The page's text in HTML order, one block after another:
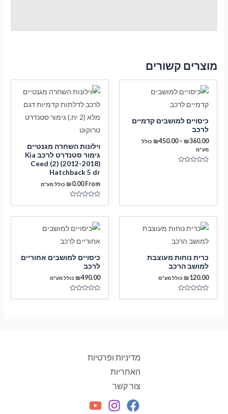
מוצרים קשורים
כיסויים למושבים קדמיים
לרכב
₪360.00
–
₪450.00
טווח
כולל
מע"מ
וילונות השחרה מגנטיים
גימור סטנדרט לרכב Kia
Ceed (2) (2012-2018)
Hatchback 5 dr
From
₪0.00 כולל מע"מ
כרית נוחות מעוצבת
למושב הרכב
₪120.00 כולל מע"מ
כיסויים למושבים אחוריים
לרכב
₪490.00 כולל מע"מ
מדיניות ופרטיות
האחריות
צור קשר